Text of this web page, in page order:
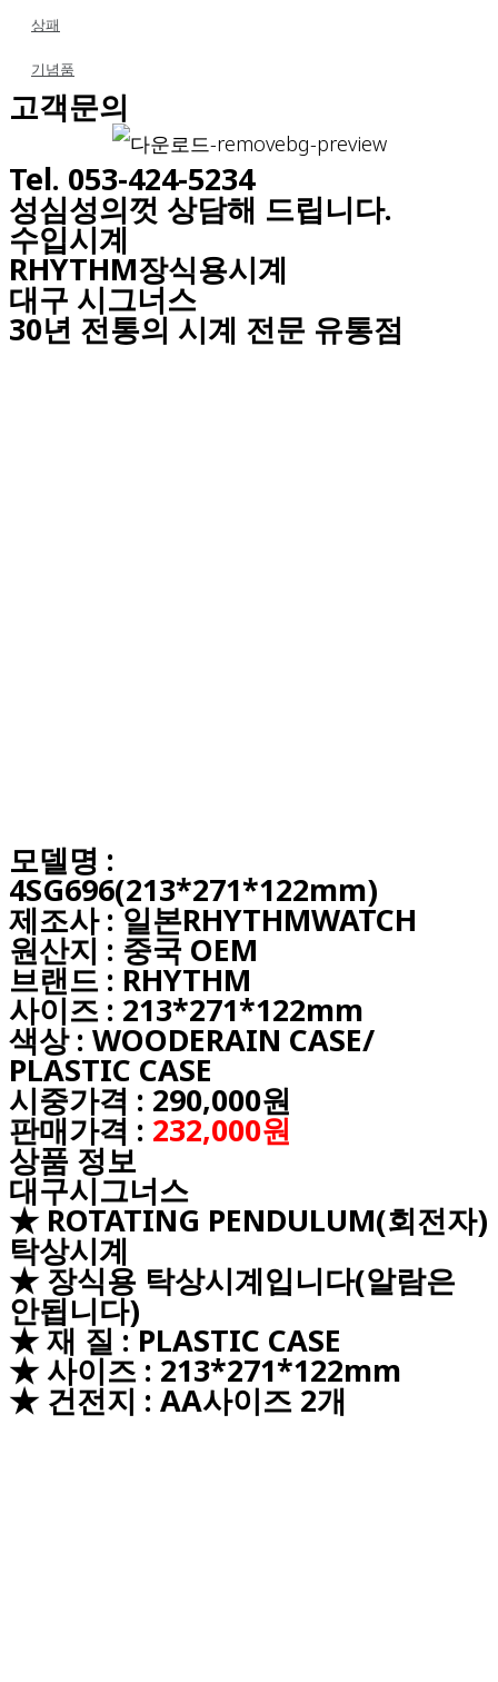
상패
기념품
고객문의
Tel. 053-424-5234
성심성의껏 상담해 드립니다.
수입시계
RHYTHM장식용시계
대구 시그너스
30년 전통의 시계 전문 유통점
모델명 :
4SG696(213*271*122mm)
제조사 : 일본RHYTHMWATCH
원산지 : 중국 OEM
브랜드 : RHYTHM
사이즈 : 213*271*122mm
색상 : WOODERAIN CASE/
PLASTIC CASE
시중가격 : 290,000원
판매가격 : 232,000원
상품 정보
대구시그너스
★ ROTATING PENDULUM(회전자)
탁상시계
★ 장식용 탁상시계입니다(알람은
안됩니다)
★ 재 질 : PLASTIC CASE
★ 사이즈 : 213*271*122mm
★ 건전지 : AA사이즈 2개